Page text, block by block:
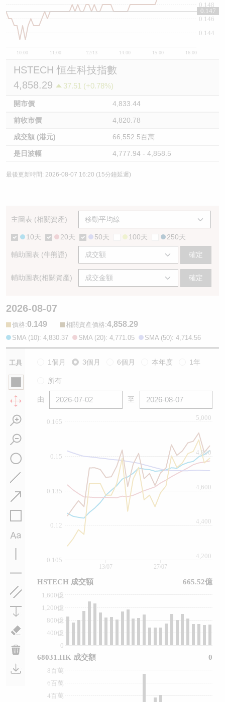
10:00 11:00 12/13 14:00 15:00 16:00
0.144
0.146
0.148
0.147
HSTECH 恒生科技指數
4,858.29
37.51 (+0.78%)
開市價 4,833.44
前收市價 4,820.78
成交額 (港元) 66,552.5百萬
是日波幅 4,777.94 - 4,858.5
最後更新時間: 2026-08-07 16:20 (15分鐘延遲)
主圖表 (相關資產)
10天 20天 50天 100天 250天
輔助圖表 (牛熊證) 確定
輔助圖表(相關資產) 確定
2026-08-07
價格:0.149 相關資產價格:4,858.29
SMA (10): 4,830.37 SMA (20): 4,771.05 SMA (50): 4,714.56
工具 1個月 3個月 6個月 本年度 1年
所有
由 至
0.105
0.12
0.135
0.15
0.165
4,200
4,400
4,600
4,800
5,000
0
400億
800億
1,200億
1,600億
4百萬
6百萬
8百萬
27/07
13/07
HSTECH 成交額 665.52億
68031.HK 成交額 0